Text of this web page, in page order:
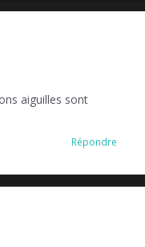
aiguilles sont
Répondre